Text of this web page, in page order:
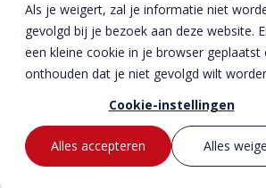
Als je weigert, zal je informatie niet
gevolgd bij je bezoek aan deze website.
een kleine cookie in je browser geplaatst
onthouden dat je niet gevolgd wilt
Cookie-instellingen
Alles accepteren
Alles
Lateien
Spekbanden
Gevelbanden
Raamdorpels
Kozijnkaders
Producten voor kant-en-klaar
Lateien
Spekbanden
Raamdorpels
Vogelstenen
Staalproducten
Lateien
Geveldragers
Borstweringssteunen
Over ons
Historie
Werken bij Vebo
MVO
Downloads
Certificaten
Verwerkingsadviezen
Prestatieverklaringen
Contact met Vebo
Offerte aanvragen
Ontdek de slimme en innovatieve
standaard balkonconcept. Een
aan de hoogste eisen van
architecten en aannemers. Met
afmetingen, vormen en
ons standaard balkonconcept
en vrijheid in het ontwerp.